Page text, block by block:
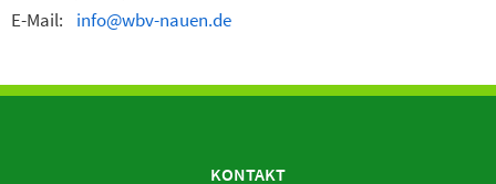
E-Mail: info@wbv-nauen.de
KONTAKT